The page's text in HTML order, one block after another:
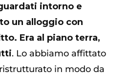
intorno e
un alloggio con
Era al piano terra,
. Lo abbiamo affittato
in modo da